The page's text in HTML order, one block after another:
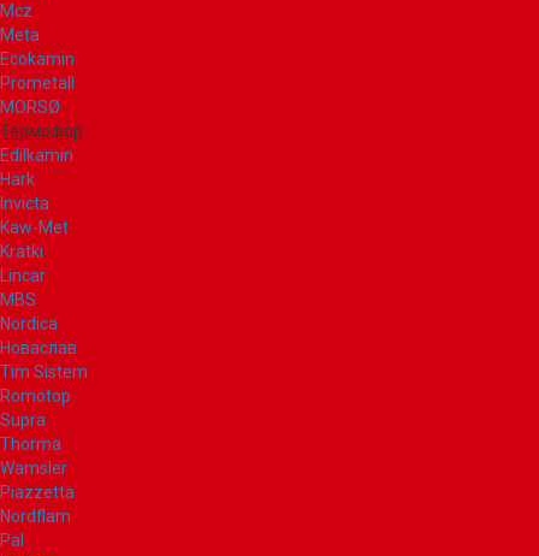
Mcz
Meta
Ecokamin
Prometall
MORSØ
Термофор
Edilkamin
Hark
Invicta
Kaw-Met
Kratki
Lincar
MBS
Nordica
Новаслав
Tim Sistem
Romotop
Supra
Thorma
Wamsler
Piazzetta
Nordflam
Pal